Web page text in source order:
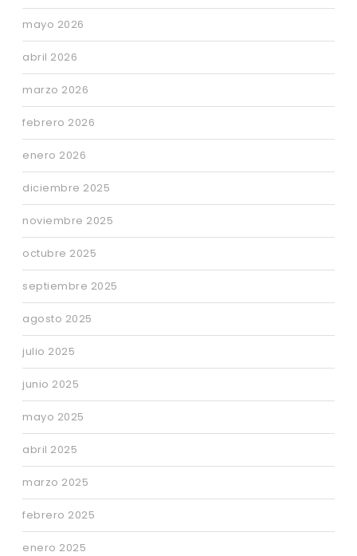
mayo 2026
abril 2026
marzo 2026
febrero 2026
enero 2026
diciembre 2025
noviembre 2025
octubre 2025
septiembre 2025
agosto 2025
julio 2025
junio 2025
mayo 2025
abril 2025
marzo 2025
febrero 2025
enero 2025